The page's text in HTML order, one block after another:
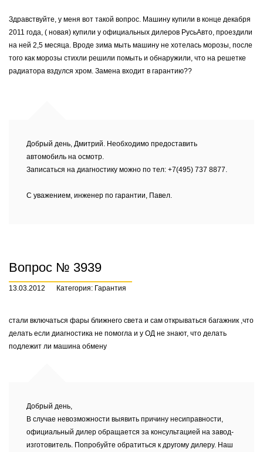
Здравствуйте, у меня вот такой вопрос. Машину купили в конце декабря
2011 года, ( новая) купили у официальных дилеров РусьАвто, проездили
на ней 2,5 месяца. Вроде зима мыть машину не хотелась морозы, после
того как морозы стихли решили помыть и обнаружили, что на решетке
радиатора вздулся хром. Замена входит в гарантию??
Добрый день, Дмитрий. Необходимо предоставить
автомобиль на осмотр.
Записаться на диагностику можно по тел: +7(495) 737 8877.
С уважением, инженер по гарантии, Павел.
Вопрос № 3939
13.03.2012 Категория: Гарантия
стали включаться фары ближнего света и сам открываться багажник ,что
делать если диагностика не помогла и у ОД не знают, что делать
подлежит ли машина обмену
Добрый день,
В случае невозможности выявить причину несиправности,
официальный дилер обращается за консультацией на завод-
изготовитель. Попробуйте обратиться к другому дилеру. Наш